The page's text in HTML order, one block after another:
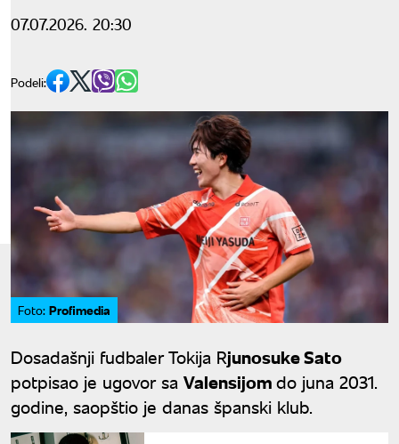
07.07.2026. 20:30
Podeli:
Foto: Profimedia
Dosadašnji fudbaler Tokija Rjunosuke Sato
potpisao je ugovor sa Valensijomdo juna 2031.
godine, saopštio je danas španski klub.